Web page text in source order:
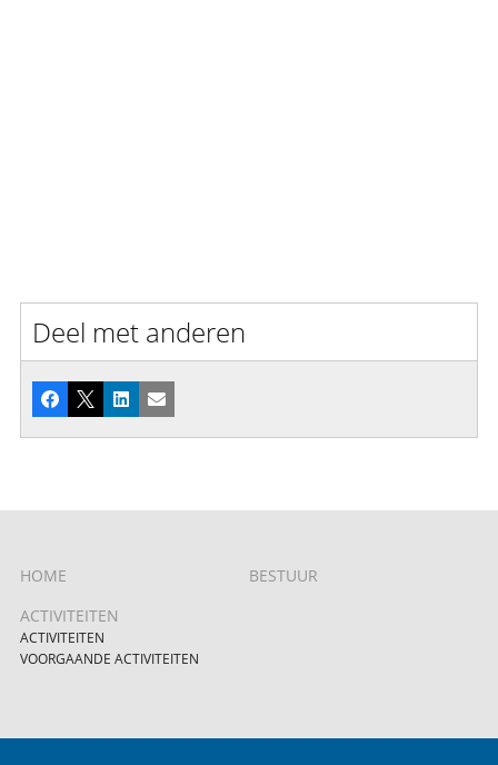
Deel met anderen
Facebook
X LinkedInE-mail
HOME
BESTUUR
ACTIVITEITEN
ACTIVITEITEN
VOORGAANDE ACTIVITEITEN